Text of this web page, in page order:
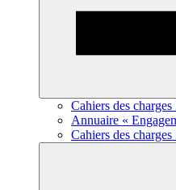
Cahiers des
Annuaire «
Cahiers des